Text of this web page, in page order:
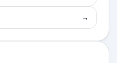
→